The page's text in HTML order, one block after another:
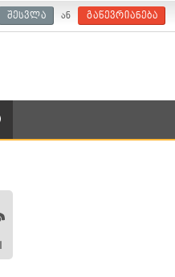
შესვლა ან გაწევრიანება